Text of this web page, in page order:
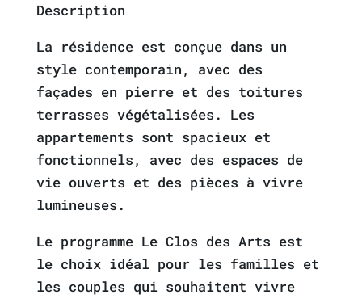
Description
La résidence est conçue dans un
style contemporain, avec des
façades en pierre et des toitures
terrasses végétalisées. Les
appartements sont spacieux et
fonctionnels, avec des espaces de
vie ouverts et des pièces à vivre
lumineuses.
Le programme Le Clos des Arts est
le choix idéal pour les familles et
les couples qui souhaitent vivre